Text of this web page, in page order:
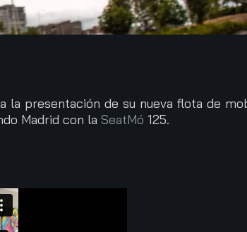
presentación de su nueva flota de
Madrid con la SeatMó 125.